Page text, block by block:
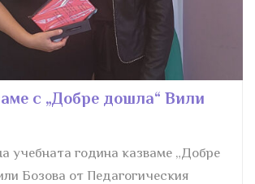
с „Добре дошла“ Вили
учебната година казваме „Добре
Бозова от Педагогическия